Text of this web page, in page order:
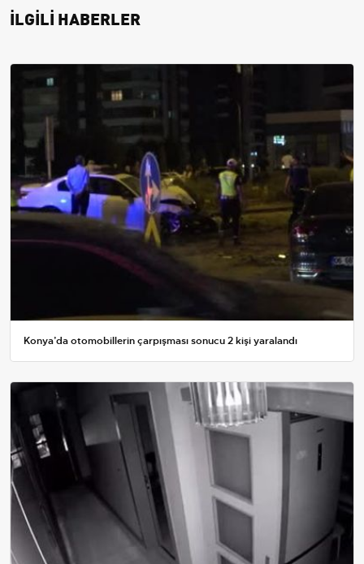
İLGİLİ HABERLER
Konya’da otomobillerin çarpışması sonucu 2 kişi yaralandı